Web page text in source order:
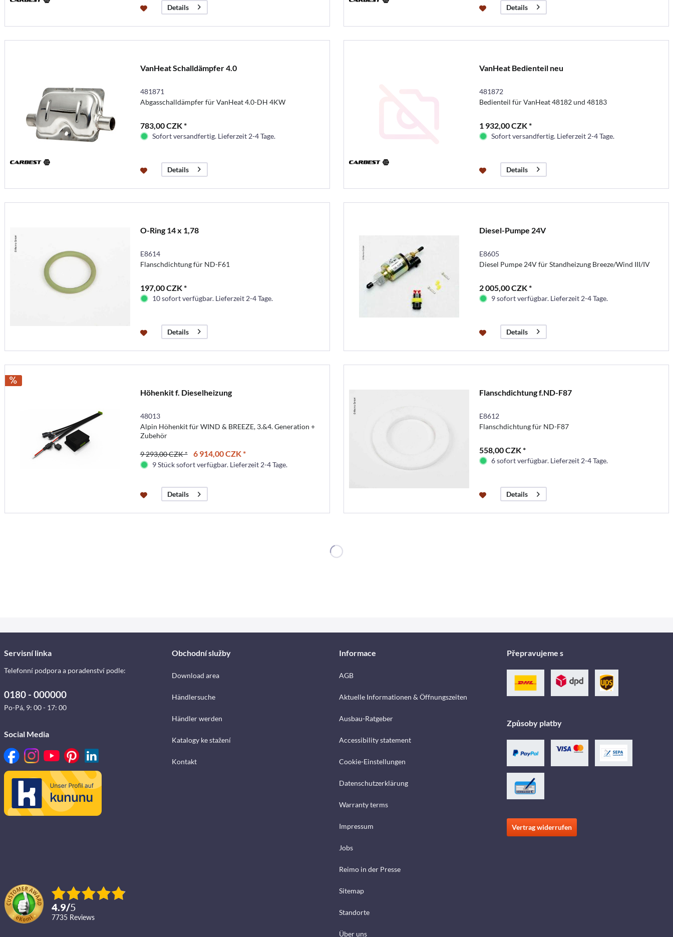
Details Details
VanHeat Schalldämpfer 4.0
481871
Abgasschalldämpfer für VanHeat 4.0-DH 4KW
783,00 CZK *
Sofort versandfertig. Lieferzeit 2-4 Tage.
Details
VanHeat Bedienteil neu
481872
Bedienteil für VanHeat 48182 und 48183
1 932,00 CZK *
Sofort versandfertig. Lieferzeit 2-4 Tage.
Details
O-Ring 14 x 1,78
E8614
Flanschdichtung für ND-F61
197,00 CZK *
10 sofort verfügbar. Lieferzeit 2-4 Tage.
Details
Diesel-Pumpe 24V
E8605
Diesel Pumpe 24V für Standheizung Breeze/Wind III/IV
2 005,00 CZK *
9 sofort verfügbar. Lieferzeit 2-4 Tage.
Details
Höhenkit f. Dieselheizung
48013
Alpin Höhenkit für WIND & BREEZE, 3.&4. Generation +
Zubehör
9 293,00 CZK * 6 914,00 CZK *
9 Stück sofort verfügbar. Lieferzeit 2-4 Tage.
Details
Flanschdichtung f.ND-F87
E8612
Flanschdichtung für ND-F87
558,00 CZK *
6 sofort verfügbar. Lieferzeit 2-4 Tage.
Details
Servisní linka
Telefonní podpora a poradenství podle:
0180 - 000000
Po-Pá, 9: 00 - 17: 00
Social Media
4.9/5
7735 reviews
Obchodní služby
Download area
Händlersuche
Händler werden
Katalogy ke stažení
Kontakt
Informace
AGB
Aktuelle Informationen & Öffnungszeiten
Ausbau-Ratgeber
Accessibility statement
Cookie-Einstellungen
Datenschutzerklärung
Warranty terms
Impressum
Jobs
Reimo in der Presse
Sitemap
Standorte
Über uns
Přepravujeme s
Způsoby platby
Vertrag widerrufen